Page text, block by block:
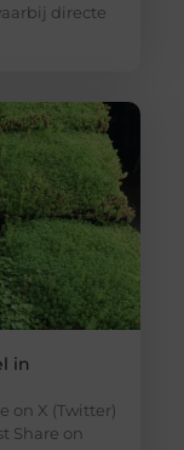
directe
in
on X (Twitter)
Share on